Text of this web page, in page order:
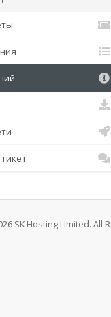
SK Hosting Limited. All